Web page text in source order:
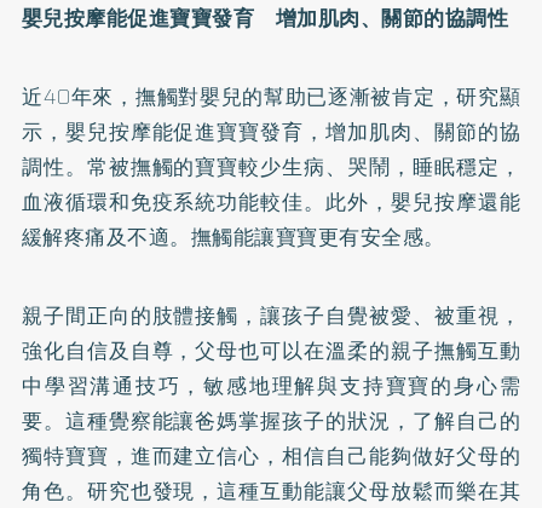
嬰兒按摩能促進寶寶發育 增加肌肉、關節的協調性
近40年來，撫觸對嬰兒的幫助已逐漸被肯定，研究顯
示，嬰兒按摩能促進寶寶發育，增加肌肉、關節的協
調性。常被撫觸的寶寶較少生病、哭鬧，睡眠穩定，
血液循環和免疫系統功能較佳。此外，嬰兒按摩還能
緩解疼痛及不適。撫觸能讓寶寶更有安全感。
親子間正向的肢體接觸，讓孩子自覺被愛、被重視，
強化自信及自尊，父母也可以在溫柔的親子撫觸互動
中學習溝通技巧，敏感地理解與支持寶寶的身心需
要。這種覺察能讓爸媽掌握孩子的狀況，了解自己的
獨特寶寶，進而建立信心，相信自己能夠做好父母的
角色。研究也發現，這種互動能讓父母放鬆而樂在其